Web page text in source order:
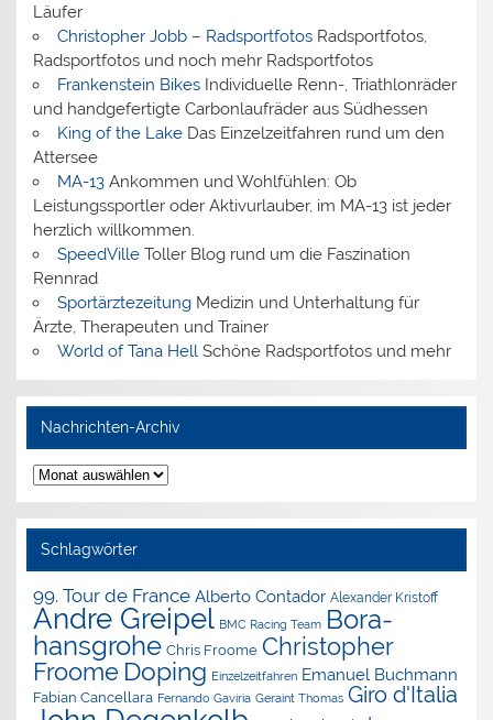
Läufer
Christopher Jobb – RadsportfotosRadsportfotos,
Radsportfotos und noch mehr Radsportfotos
Frankenstein BikesIndividuelle Renn-, Triathlonräder
und handgefertigte Carbonlaufräder aus Südhessen
King of the LakeDas Einzelzeitfahren rund um den
Attersee
MA-13Ankommen und Wohlfühlen: Ob
Leistungssportler oder Aktivurlauber, im MA-13 ist jeder
herzlich willkommen.
SpeedVilleToller Blog rund um die Faszination
Rennrad
SportärztezeitungMedizin und Unterhaltung für
Ärzte, Therapeuten und Trainer
World of Tana HellSchöne Radsportfotos und mehr
Nachrichten-Archiv
Nachrichten-
Archiv
Schlagwörter
99. Tour de France Alberto Contador Alexander Kristoff
Andre Greipel BMC Racing Team Bora-
hansgrohe Chris Froome Christopher
Froome Doping Einzelzeitfahren Emanuel Buchmann
Fabian Cancellara Fernando Gaviria Geraint Thomas Giro d'Italia